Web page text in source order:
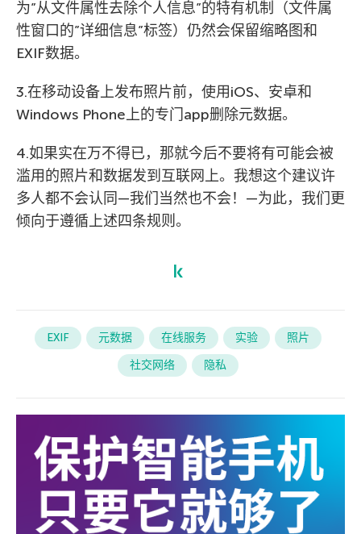
为”从文件属性去除个人信息”的特有机制（文件属
性窗口的”详细信息”标签）仍然会保留缩略图和
EXIF数据。
3.在移动设备上发布照片前，使用iOS、安卓和
Windows Phone上的专门app删除元数据。
4.如果实在万不得已，那就今后不要将有可能会被
滥用的照片和数据发到互联网上。我想这个建议许
多人都不会认同—我们当然也不会！—为此，我们更
倾向于遵循上述四条规则。
EXIF 元数据 在线服务 实验
照片
社交网络
隐私